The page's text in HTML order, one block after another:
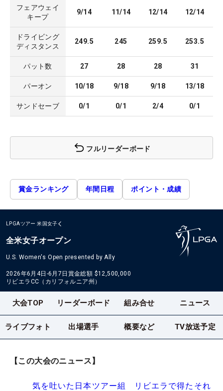
フェアウェイ
キープ
9/14 11/14 12/14 12/14
ドライビング
ディスタンス
249.5 245 259.5 253.5
パット数 27 28 28 31
パーオン 10/18 9/18 9/18 13/18
サンドセーブ 0/1 0/1 2/4 0/1
フルリーダーボード
賞金ランキング 年間日程 ポイント・成績
LPGAツアー 米国女子
全米女子オープン
U.S. Women's Open presented by Ally
2026年6月4日-6月7日 賞金総額 $12,500,000
リビエラCC（カリフォルニア州）
大会TOP リーダーボード 組み合せ ニュース
ライブフォト 出場選手 概要など TV放送予定
【この大会のニュース】
気を吐いた日本ツアー組 リビエラで得たそれ